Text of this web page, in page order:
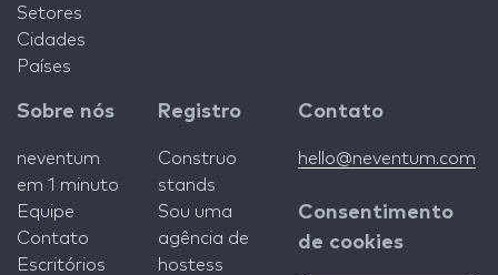
Setores
Cidades
Países
Sobre nós
neventum
em 1 minuto
Equipe
Contato
Escritórios
Registro
Construo
stands
Sou uma
agência de
hostess
Contato
hello@neventum.com
Consentimento
de cookies